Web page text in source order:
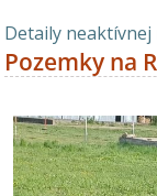
Detaily
Pozemky na